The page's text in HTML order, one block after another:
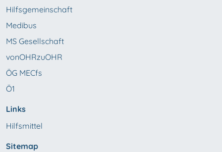
Hilfsgemeinschaft
Medibus
MS Gesellschaft
vonOHRzuOHR
ÖG MECfs
Ö1
Links
Hilfsmittel
Sitemap